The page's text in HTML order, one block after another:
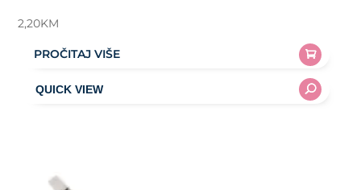
2,20KM
PROČITAJ VIŠE